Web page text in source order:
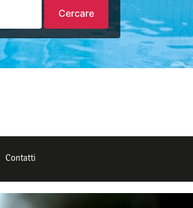
Cercare
Contatti